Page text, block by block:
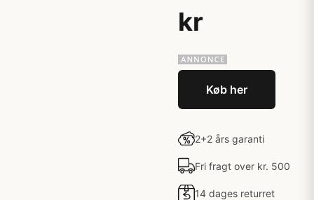
kr
Køb her
2+2 års garanti
Fri fragt over kr. 500
14 dages returret